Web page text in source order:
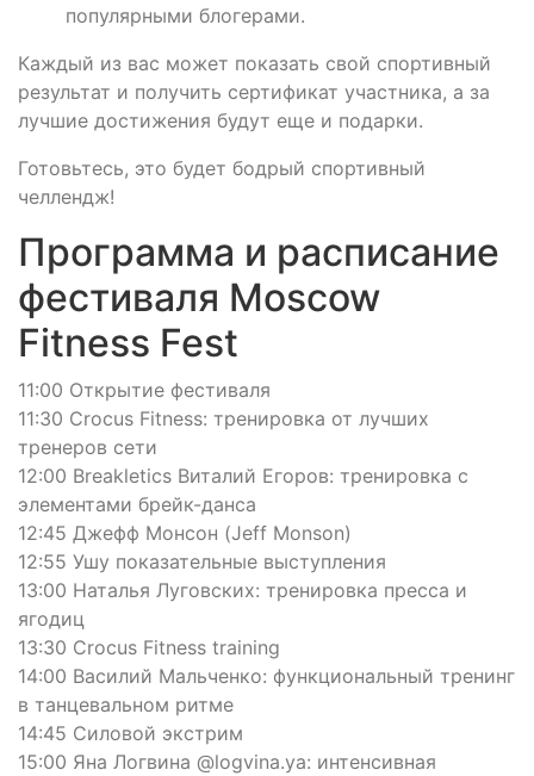
популярными блогерами.
Каждый из вас может показать свой спортивный
результат и получить сертификат участника, а за
лучшие достижения будут еще и подарки.
Готовьтесь, это будет бодрый спортивный
челлендж!
Программа и расписание
фестиваля Moscow
Fitness Fest
11:00 Открытие фестиваля
11:30 Crocus Fitness: тренировка от лучших
тренеров сети
12:00 Breakletics Виталий Егоров: тренировка с
элементами брейк-данса
12:45 Джефф Монсон (Jeff Monson)
12:55 Ушу показательные выступления
13:00 Наталья Луговских: тренировка пресса и
ягодиц
13:30 Crocus Fitness training
14:00 Василий Мальченко: функциональный тренинг
в танцевальном ритме
14:45 Силовой экстрим
15:00 Яна Логвина @logvina.ya: интенсивная